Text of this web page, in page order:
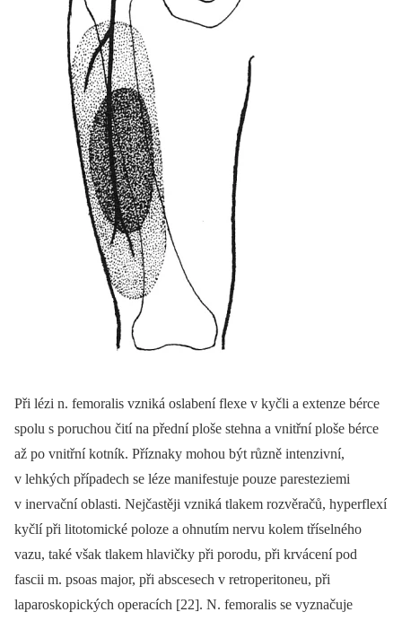
Při lézi n. femoralis vzniká oslabení flexe v kyčli a extenze bérce
spolu s poruchou čití na přední ploše stehna a vnitřní ploše bérce
až po vnitřní kotník. Příznaky mohou být různě intenzivní,
v lehkých případech se léze manifestuje pouze paresteziemi
v inervační oblasti. Nejčastěji vzniká tlakem rozvěračů, hyperflexí
kyčlí při litotomické poloze a ohnutím nervu kolem tříselného
vazu, také však tlakem hlavičky při porodu, při krvácení pod
fascii m. psoas major, při abscesech v retroperitoneu, při
laparoskopických operacích [22]. N. femoralis se vyznačuje